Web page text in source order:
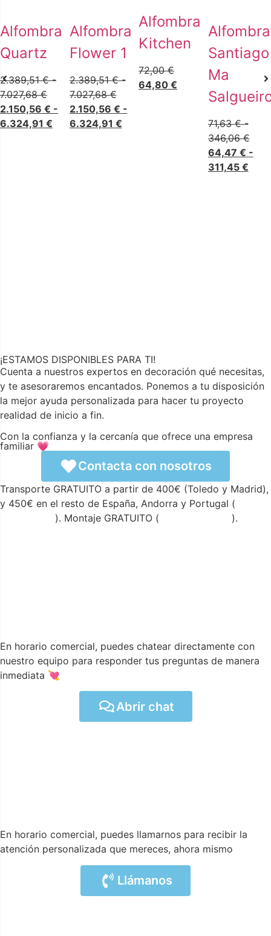
Alfombra
Quartz
2.389,51€ -
7.027,68€
2.150,56 € -
6.324,91 €
Alfombra
Flower 1
2.389,51€ -
7.027,68€
2.150,56 € -
6.324,91 €
Alfombra
Kitchen
72,00€
64,80 €
Alfombra
Santiago
Ma
71,63€ -
346,06€
64,47 € -
311,45 €
¡ESTAMOS DISPONIBLES PARA TI!
Cuenta a nuestros expertos en decoración qué necesitas,
y te asesoraremos encantados. Ponemos a tu disposición
la mejor ayuda personalizada para hacer tu proyecto
realidad de inicio a fin.
Con la confianza y la cercanía que ofrece una empresa
familiar 💗
Contacta con nosotros
Transporte GRATUITO a partir de 400€ (Toledo y Madrid),
y 450€ en el resto de España, Andorra y Portugal (
). Montaje GRATUITO ( ).
En horario comercial, puedes chatear directamente con
nuestro equipo para responder tus preguntas de manera
inmediata 💘
Abrir chat
En horario comercial, puedes llamarnos para recibir la
atención personalizada que mereces, ahora mismo
Llámanos